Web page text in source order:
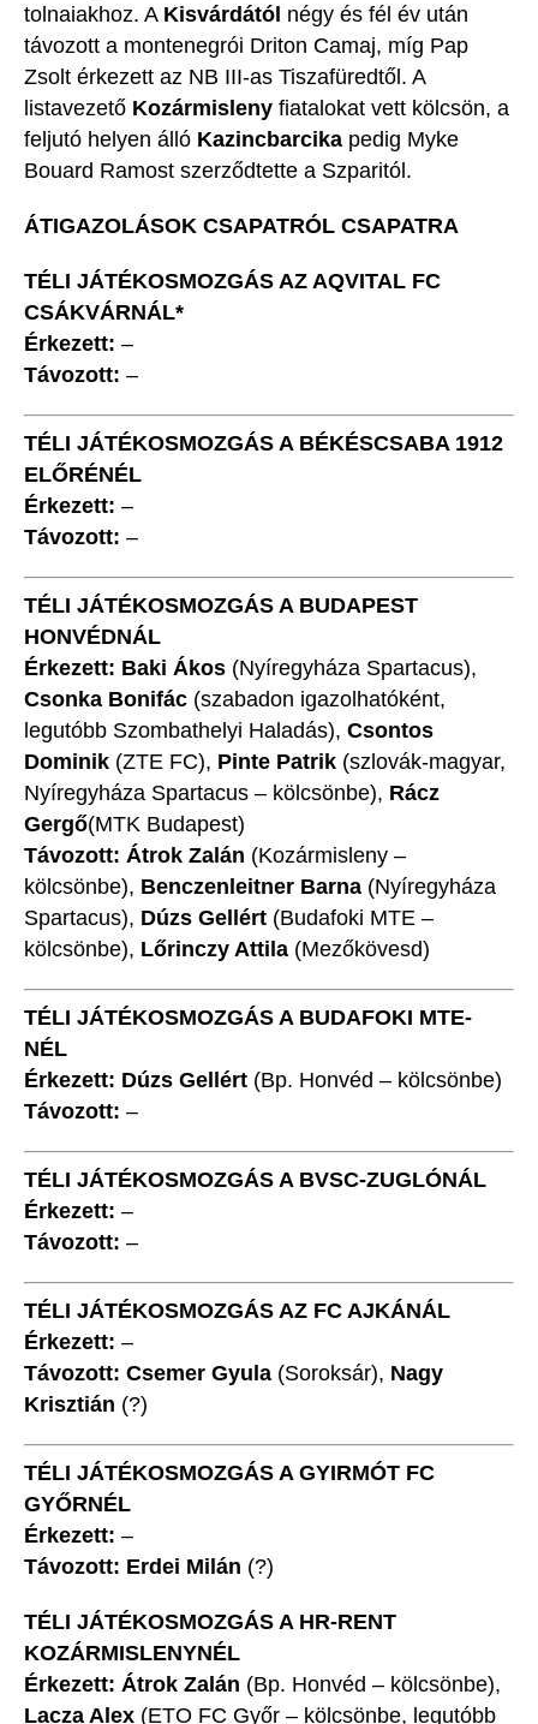
tolnaiakhoz. A Kisvárdától négy és fél év után
távozott a montenegrói Driton Camaj, míg Pap
Zsolt érkezett az NB III-as Tiszafüredtől. A
listavezető Kozármisleny fiatalokat vett kölcsön, a
feljutó helyen álló Kazincbarcika pedig Myke
Bouard Ramost szerződtette a Szparitól.
ÁTIGAZOLÁSOK CSAPATRÓL CSAPATRA
TÉLI JÁTÉKOSMOZGÁS AZ AQVITAL FC
CSÁKVÁRNÁL*
Érkezett: –
Távozott: –
TÉLI JÁTÉKOSMOZGÁS A BÉKÉSCSABA 1912
ELŐRÉNÉL
Érkezett: –
Távozott: –
TÉLI JÁTÉKOSMOZGÁS A BUDAPEST
HONVÉDNÁL
Érkezett: Baki Ákos (Nyíregyháza Spartacus),
Csonka Bonifác (szabadon igazolhatóként,
legutóbb Szombathelyi Haladás), Csontos
Dominik (ZTE FC), Pinte Patrik (szlovák-magyar,
Nyíregyháza Spartacus – kölcsönbe), Rácz
Gergő(MTK Budapest)
Távozott: Átrok Zalán (Kozármisleny –
kölcsönbe), Benczenleitner Barna (Nyíregyháza
Spartacus), Dúzs Gellért (Budafoki MTE –
kölcsönbe), Lőrinczy Attila (Mezőkövesd)
TÉLI JÁTÉKOSMOZGÁS A BUDAFOKI MTE-
NÉL
Érkezett: Dúzs Gellért (Bp. Honvéd – kölcsönbe)
Távozott: –
TÉLI JÁTÉKOSMOZGÁS A BVSC-ZUGLÓNÁL
Érkezett: –
Távozott: –
TÉLI JÁTÉKOSMOZGÁS AZ FC AJKÁNÁL
Érkezett: –
Távozott: Csemer Gyula (Soroksár), Nagy
Krisztián (?)
TÉLI JÁTÉKOSMOZGÁS A GYIRMÓT FC
GYŐRNÉL
Érkezett: –
Távozott: Erdei Milán (?)
TÉLI JÁTÉKOSMOZGÁS A HR-RENT
KOZÁRMISLENYNÉL
Érkezett: Átrok Zalán (Bp. Honvéd – kölcsönbe),
Lacza Alex (ETO FC Győr – kölcsönbe, legutóbb